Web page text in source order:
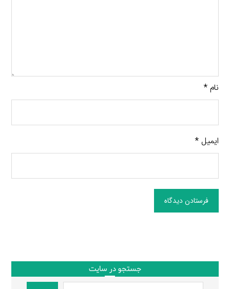
نام*
ایمیل*
فرستادن دیدگاه
جستجو در سایت